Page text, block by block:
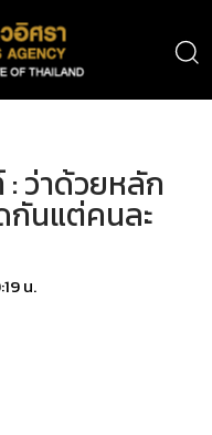
ว่าด้วยหลัก
นแต่คนละ
น.